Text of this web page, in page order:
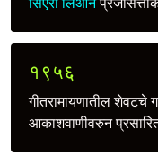
१९५६
गीतरामायणातील शेवटचे
आकाशवाणीवरुन